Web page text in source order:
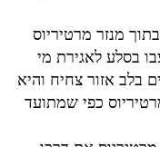
מנזר מרטיריוס
בסלע לאגירת מי
בלב אזור צחיח והיא
כפי שמתועד